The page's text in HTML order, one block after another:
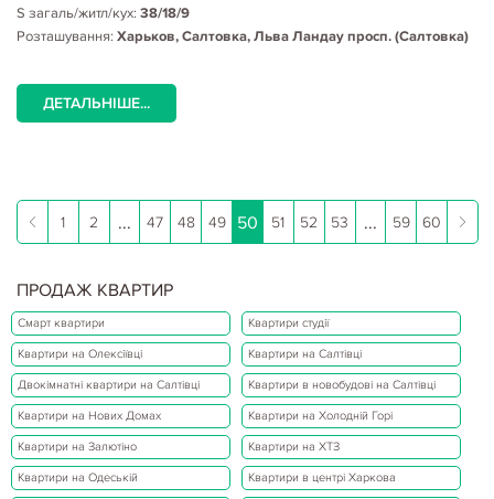
S загаль/житл/кух: 38/18/9
Розташування: Харьков, Салтовка, Льва Ландау просп. (Салтовка)
ДЕТАЛЬНІШЕ...
1 2 ... 47 48 49 50 51 52 53 ... 59 60
ПРОДАЖ КВАРТИР
Смарт квартири Квартири студії
Квартири на Олексіївці Квартири на Салтівці
Двокімнатні квартири на Салтівці Квартири в новобудові на Салтівці
Квартири на Нових Домах Квартири на Холодній Горі
Квартири на Залютіно Квартири на ХТЗ
Квартири на Одеській Квартири в центрі Харкова